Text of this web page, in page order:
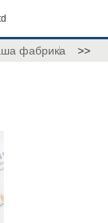
фабрика >>